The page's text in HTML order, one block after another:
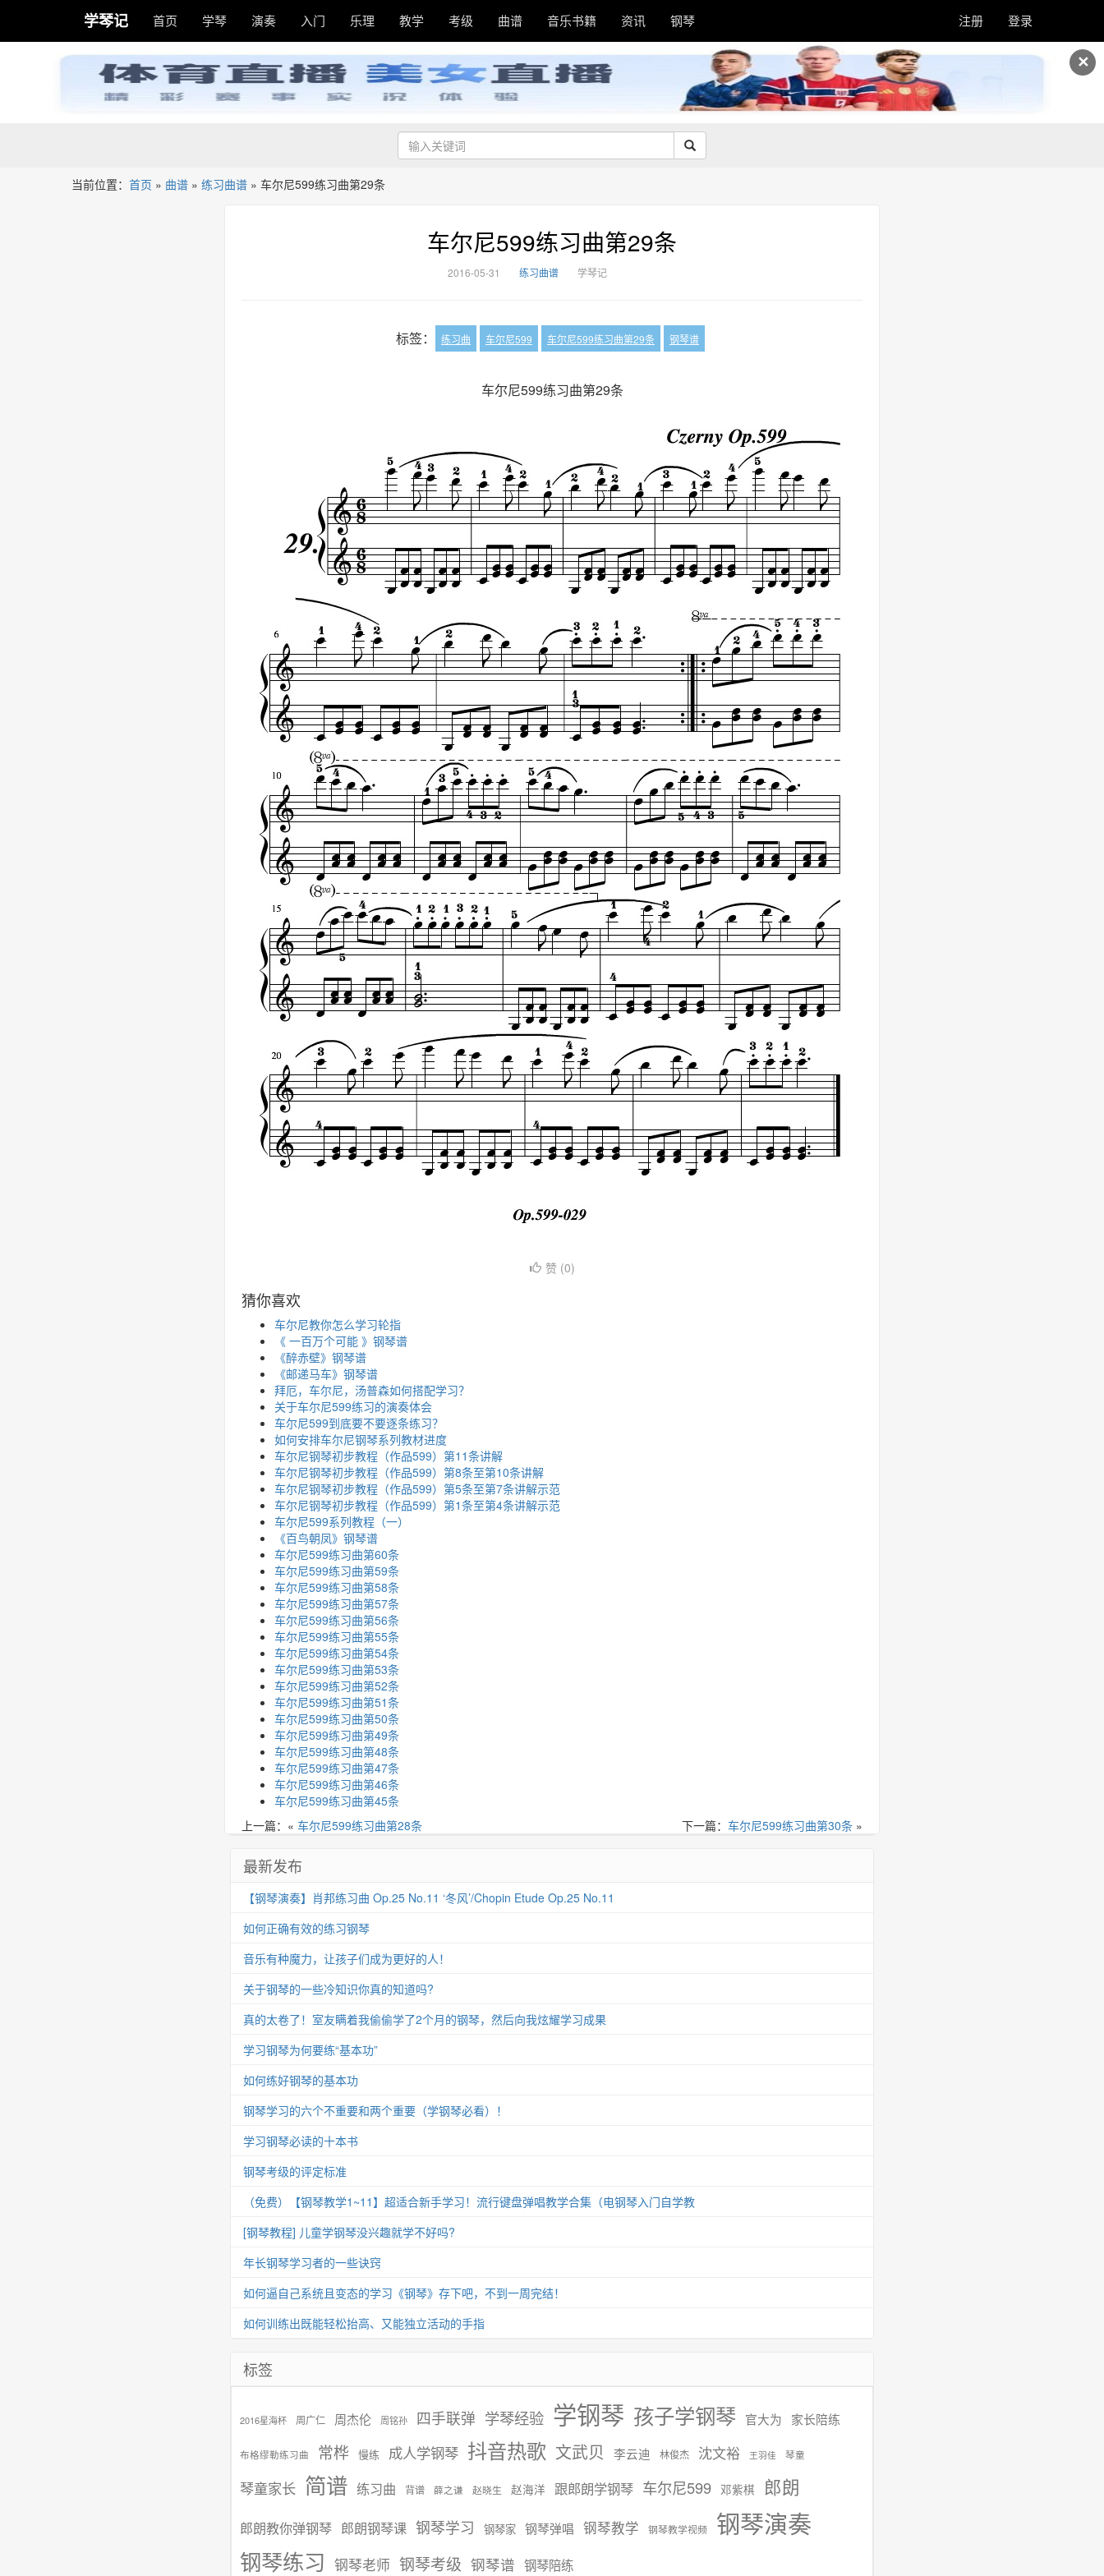
✕
学琴记 首页 学琴 演奏 入门 乐理 教学 考级 曲谱 音乐书籍 资讯 钢琴 注册 登录
当前位置： 首页 » 曲谱 » 练习曲谱 » 车尔尼599练习曲第29条
车尔尼599练习曲第29条
2016-05-31 练习曲谱 学琴记
标签： 练习曲 车尔尼599 车尔尼599练习曲第29条 钢琴谱
车尔尼599练习曲第29条
赞 (0)
猜你喜欢
车尔尼教你怎么学习轮指
《 一百万个可能 》钢琴谱
《醉赤壁》钢琴谱
《邮递马车》钢琴谱
拜厄，车尔尼，汤普森如何搭配学习？
关于车尔尼599练习的演奏体会
车尔尼599到底要不要逐条练习？
如何安排车尔尼钢琴系列教材进度
车尔尼钢琴初步教程（作品599）第11条讲解
车尔尼钢琴初步教程（作品599）第8条至第10条讲解
车尔尼钢琴初步教程（作品599）第5条至第7条讲解示范
车尔尼钢琴初步教程（作品599）第1条至第4条讲解示范
车尔尼599系列教程（一）
《百鸟朝凤》钢琴谱
车尔尼599练习曲第60条
车尔尼599练习曲第59条
车尔尼599练习曲第58条
车尔尼599练习曲第57条
车尔尼599练习曲第56条
车尔尼599练习曲第55条
车尔尼599练习曲第54条
车尔尼599练习曲第53条
车尔尼599练习曲第52条
车尔尼599练习曲第51条
车尔尼599练习曲第50条
车尔尼599练习曲第49条
车尔尼599练习曲第48条
车尔尼599练习曲第47条
车尔尼599练习曲第46条
车尔尼599练习曲第45条
下一篇： 车尔尼599练习曲第30条 »
上一篇：« 车尔尼599练习曲第28条
最新发布
【钢琴演奏】肖邦练习曲 Op.25 No.11 ‘冬风’/Chopin Etude Op.25 No.11
如何正确有效的练习钢琴
音乐有种魔力，让孩子们成为更好的人！
关于钢琴的一些冷知识你真的知道吗?
真的太卷了！室友瞒着我偷偷学了2个月的钢琴，然后向我炫耀学习成果
学习钢琴为何要练“基本功”
如何练好钢琴的基本功
钢琴学习的六个不重要和两个重要（学钢琴必看）！
学习钢琴必读的十本书
钢琴考级的评定标准
（免费）【钢琴教学1~11】超适合新手学习！流行键盘弹唱教学合集（电钢琴入门自学教
[钢琴教程] 儿童学钢琴没兴趣就学不好吗?
年长钢琴学习者的一些诀窍
如何逼自己系统且变态的学习《钢琴》存下吧，不到一周完结！
如何训练出既能轻松抬高、又能独立活动的手指
标签
2016星海杯 周广仁 周杰伦 周铭孙 四手联弹 学琴经验 学钢琴 孩子学钢琴 官大为 家长陪练
布格缪勒练习曲 常桦 慢练 成人学钢琴 抖音热歌 文武贝 李云迪 林俊杰 沈文裕 王羽佳 琴童
琴童家长 简谱 练习曲 背谱 薛之谦 赵晓生 赵海洋 跟郎朗学钢琴 车尔尼599 邓紫棋 郎朗
郎朗教你弹钢琴 郎朗钢琴课 钢琴学习 钢琴家 钢琴弹唱 钢琴教学 钢琴教学视频 钢琴演奏
钢琴练习 钢琴老师 钢琴考级 钢琴谱 钢琴陪练